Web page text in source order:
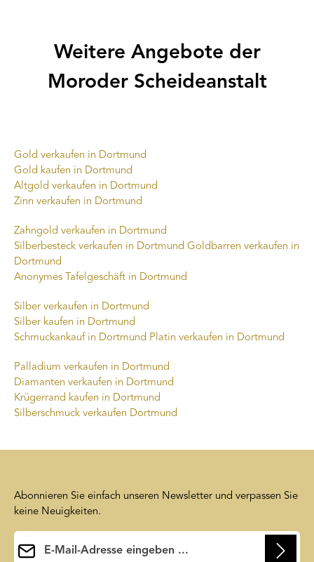
Weitere Angebote der
Moroder Scheideanstalt
Gold verkaufen in Dortmund
Gold kaufen in Dortmund
Altgold verkaufen in Dortmund
Zinn verkaufen in Dortmund
Zahngold verkaufen in Dortmund
Silberbesteck verkaufen in Dortmund Goldbarren verkaufen in
Dortmund
Anonymes Tafelgeschäft in Dortmund
Silber verkaufen in Dortmund
Silber kaufen in Dortmund
Schmuckankauf in Dortmund Platin verkaufen in Dortmund
Palladium verkaufen in Dortmund
Diamanten verkaufen in Dortmund
Krügerrand kaufen in Dortmund
Silberschmuck verkaufen Dortmund
Abonnieren Sie einfach unseren Newsletter und verpassen Sie
keine Neuigkeiten.